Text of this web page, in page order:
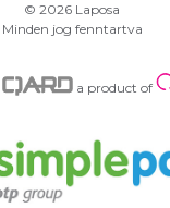
© 2026 Laposa
Minden jog fenntartva
a product of